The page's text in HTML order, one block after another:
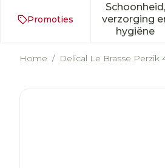
Promoties
Schoonheid,
verzorging
hygiëne
Toon
Home / Delical Le Brasse Perzik
Delical Le